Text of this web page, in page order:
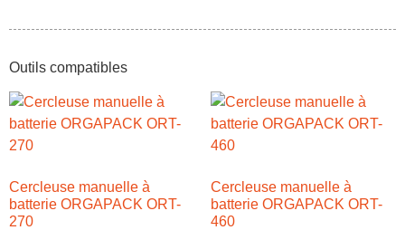
Outils compatibles
Cercleuse manuelle à
batterie ORGAPACK ORT-
270
Cercleuse manuelle à
batterie ORGAPACK ORT-
460